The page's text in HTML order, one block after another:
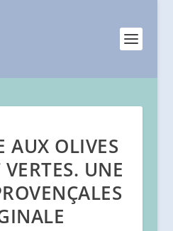
AUX OLIVES
UNE